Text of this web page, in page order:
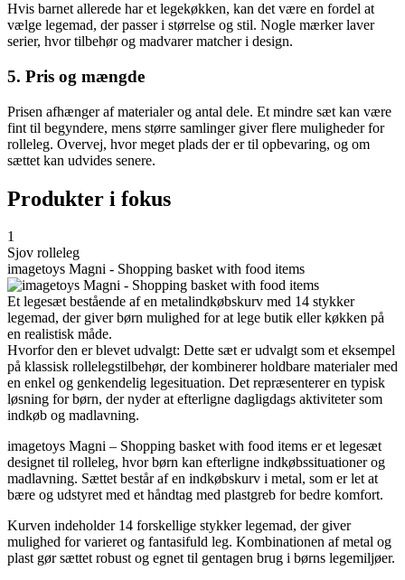
Hvis barnet allerede har et legekøkken, kan det være en fordel at
vælge legemad, der passer i størrelse og stil. Nogle mærker laver
serier, hvor tilbehør og madvarer matcher i design.
5. Pris og mængde
Prisen afhænger af materialer og antal dele. Et mindre sæt kan være
fint til begyndere, mens større samlinger giver flere muligheder for
rolleleg. Overvej, hvor meget plads der er til opbevaring, og om
sættet kan udvides senere.
Produkter i fokus
1
Sjov rolleleg
imagetoys Magni - Shopping basket with food items
Et legesæt bestående af en metalindkøbskurv med 14 stykker
legemad, der giver børn mulighed for at lege butik eller køkken på
en realistisk måde.
Hvorfor den er blevet udvalgt: Dette sæt er udvalgt som et eksempel
på klassisk rollelegstilbehør, der kombinerer holdbare materialer med
en enkel og genkendelig legesituation. Det repræsenterer en typisk
løsning for børn, der nyder at efterligne dagligdags aktiviteter som
indkøb og madlavning.
imagetoys Magni – Shopping basket with food items er et legesæt
designet til rolleleg, hvor børn kan efterligne indkøbssituationer og
madlavning. Sættet består af en indkøbskurv i metal, som er let at
bære og udstyret med et håndtag med plastgreb for bedre komfort.
Kurven indeholder 14 forskellige stykker legemad, der giver
mulighed for varieret og fantasifuld leg. Kombinationen af metal og
plast gør sættet robust og egnet til gentagen brug i børns legemiljøer.